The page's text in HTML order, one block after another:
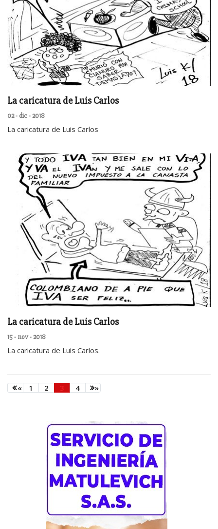
La caricatura de Luis Carlos
02 - dic - 2018
La caricatura de Luis Carlos
La caricatura de Luis Carlos
15 - nov - 2018
La caricatura de Luis Carlos.
« 1 2 3 4 »